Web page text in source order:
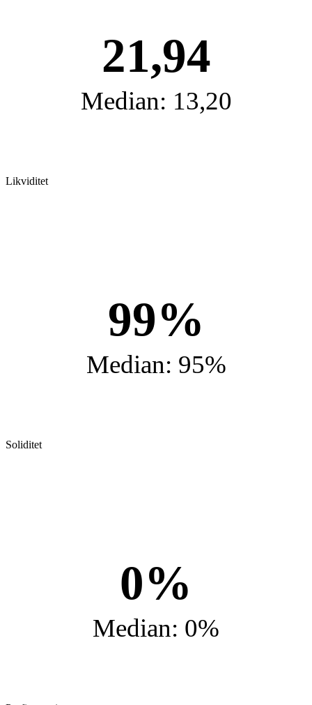
21,94
Median: 13,20
Likviditet
99%
Median: 95%
Soliditet
0%
Median: 0%